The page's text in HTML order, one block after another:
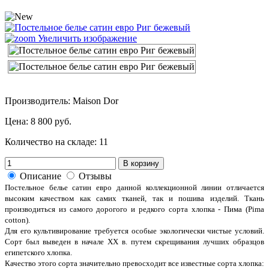
Увеличить изображение
Производитель: Maison Dor
Цена: 8 800 руб.
Количество на складе: 11
В корзину
Описание Отзывы
Постельное белье сатин евро данной коллекционной линии отличается
высоким качеством как самих тканей, так и пошива изделий. Ткань
производиться из самого дорогого и редкого сорта хлопка - Пима (Pima
cotton).
Для его культивирование требуется особые экологически чистые условий.
Сорт был выведен в начале ХХ в. путем скрещивания лучших образцов
египетского хлопка.
Качество этого сорта значительно превосходит все известные сорта хлопка: